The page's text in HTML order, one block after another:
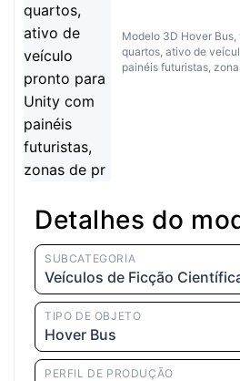
Modelo 3D Hover
quartos, ativo de
painéis futuristas,
Detalhes do
SUBCATEGORIA
Veículos de Ficção
TIPO DE OBJETO
Hover Bus
PERFIL DE PRODUÇÃO